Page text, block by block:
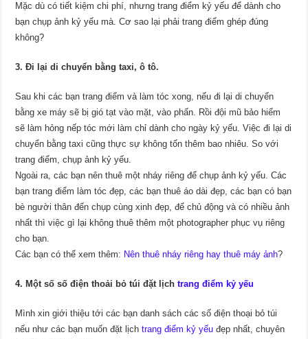
Mặc dù có tiết kiệm chi phí, nhưng trang điểm kỷ yếu để dành cho
bạn chụp ảnh kỷ yếu mà. Cơ sao lại phải trang điểm ghép đúng
không?
3. Đi lại di chuyển bằng taxi, ô tô.
Sau khi các bạn trang điểm và làm tóc xong, nếu đi lại di chuyển
bằng xe máy sẽ bị gió tạt vào mặt, vào phấn. Rồi đội mũ bảo hiểm
sẽ làm hỏng nếp tóc mới làm chỉ dành cho ngày kỷ yếu. Việc đi lại di
chuyển bằng taxi cũng thực sự không tốn thêm bao nhiêu. So với
trang điểm, chụp ảnh kỷ yếu.
Ngoài ra, các bạn nên thuê một nháy riêng để chụp ảnh kỷ yếu. Các
bạn trang điểm làm tóc đẹp, các bạn thuê áo dài đẹp, các bạn có bạn
bè người thân đến chụp cùng xinh đẹp, để chủ động và có nhiều ảnh
nhất thì việc gì lại không thuê thêm một photographer phục vụ riêng
cho bạn.
Các bạn có thể xem thêm: Nên thuê nháy riêng hay thuê máy ảnh?
4. Một số số điện thoải bỏ túi đặt lịchtrang điểm kỷ yếu
Mình xin giới thiệu tới các bạn danh sách các số điện thoại bỏ túi
nếu như các bạn muốn đặt lịchtrang điểm kỷ yếu đẹp nhất, chuyên